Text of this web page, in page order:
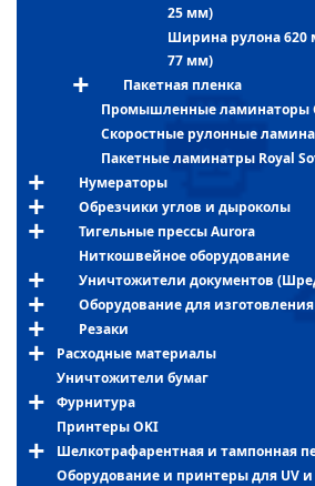
25 мм)
Ширина рулона 620
77 мм)
Пакетная пленка
Промышленные ламинаторы
Скоростные рулонные
Пакетные ламинатры Royal
Нумераторы
Обрезчики углов и дыроколы
Тигельные прессы Aurora
Ниткошвейное оборудование
Уничтожители документов
Оборудование для
Резаки
Расходные материалы
Уничтожители бумаг
Фурнитура
Принтеры OKI
Шелкотрафарентная и тампонная
Оборудование и принтеры для UV и